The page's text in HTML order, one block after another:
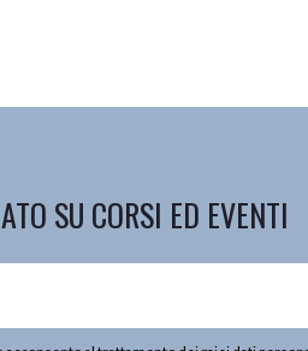
SU CORSI ED EVENTI